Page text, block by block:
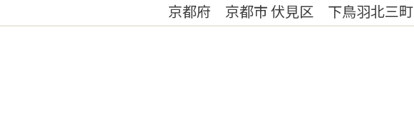
京都府 京都市 伏見区 下鳥羽北三町